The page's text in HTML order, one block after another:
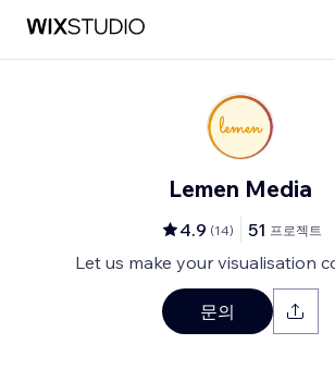
Lemen Media
4.9 (14) 51 프로젝트
Let us make your visualisation
문의